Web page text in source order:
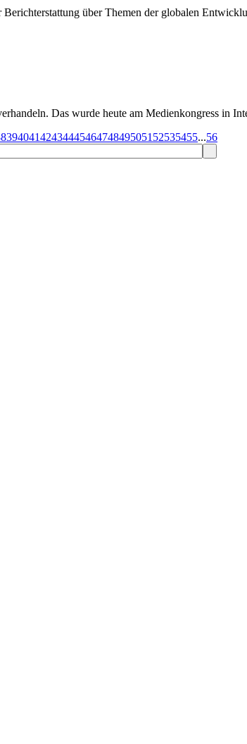
über Themen der globalen
Das wurde heute am Medienkongress in
39404142434445464748495051 52535455...56